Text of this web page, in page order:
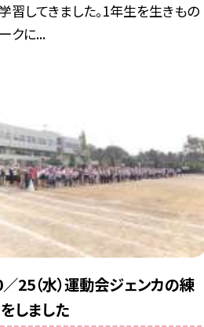
習してきました。1年生を生きもの
クに...
25（水）運動会ジェンカの練
しました